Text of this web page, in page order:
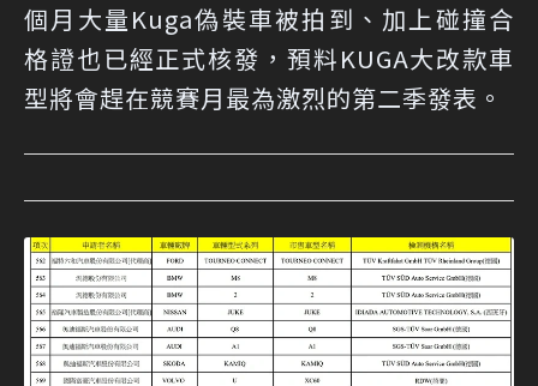
個月大量Kuga偽裝車被拍到、加上碰撞合
格證也已經正式核發，預料KUGA大改款車
型將會趕在競賽月最為激烈的第二季發表。